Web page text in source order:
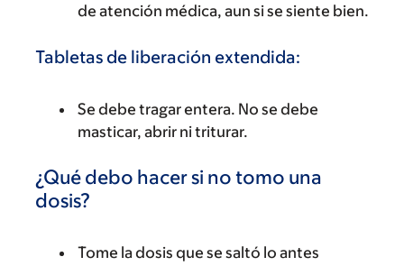
de atención médica, aun si se siente bien.
Tabletas de liberación extendida:
Se debe tragar entera. No se debe
masticar, abrir ni triturar.
¿Qué debo hacer si no tomo una
dosis?
Tome la dosis que se saltó lo antes